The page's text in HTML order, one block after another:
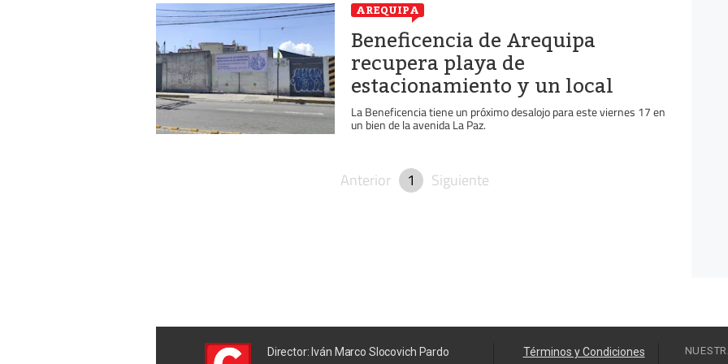
AREQUIPA
Beneficencia de Arequipa
recupera playa de
estacionamiento y un local
La Beneficencia tiene un próximo desalojo para este viernes 17 en
un bien de la avenida La Paz.
Anterior 1 Siguiente
Director: Iván Marco Slocovich Pardo Términos y Condiciones